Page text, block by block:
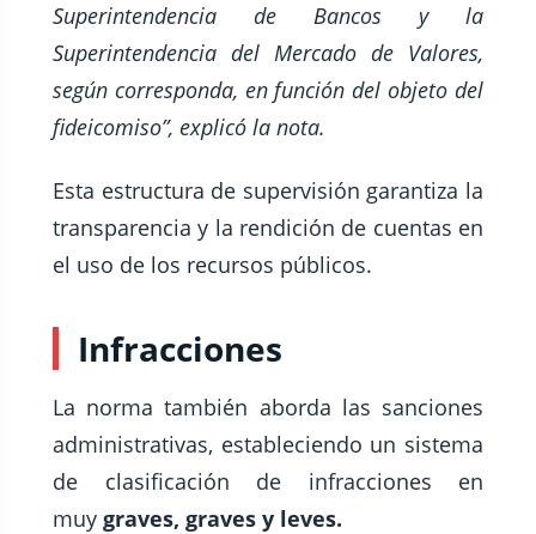
Superintendencia de Bancos y la
Superintendencia del Mercado de Valores,
según corresponda, en función del objeto del
fideicomiso”, explicó la nota.
Esta estructura de supervisión garantiza la
transparencia y la rendición de cuentas en
el uso de los recursos públicos.
Infracciones
La norma también aborda las sanciones
administrativas, estableciendo un sistema
de clasificación de infracciones en
muy graves, graves y leves.